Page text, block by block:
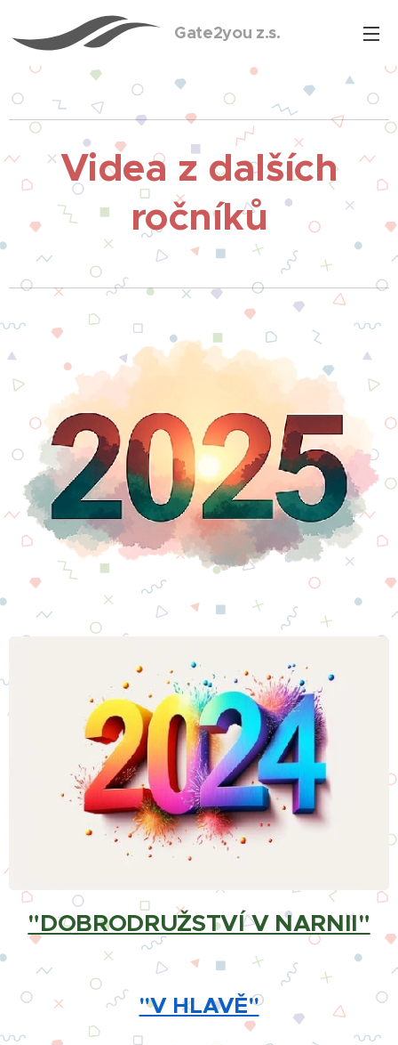
Gate2you z.s.
Videa z dalších
ročníků
"DOBRODRUŽSTVÍ V NARNII"
"V HLAVĚ"